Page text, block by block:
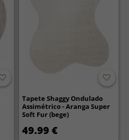
Tapete Shaggy Ondulado
Assimétrico - Aranga Super
Soft Fur (bege)
49.99 €